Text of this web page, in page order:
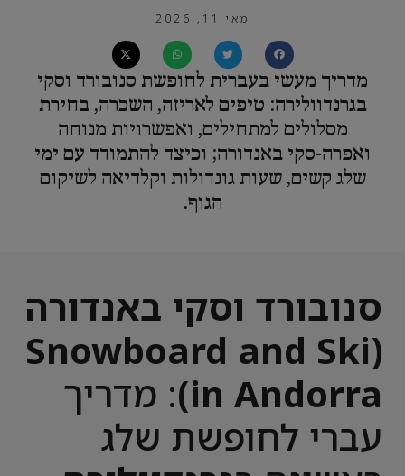
מאי 11, 2026
מדריך מעשי בעברית לחופשת סנובורד וסקי
בגרנדוולירה: טיפים לאריזה, השכרה, בחירת
מסלולים למתחילים, ואפשרויות מנוחה
ואפרה-סקי באנדורה; וכיצד להתמודד עם ימי
שלג קשים, שעות גונדולות וקלדיאה לשיקום
הגוף.
סנובורד וסקי באנדורה
(Snowboard and Ski
in Andorra) : מדריך
עברי לחופשת שלג